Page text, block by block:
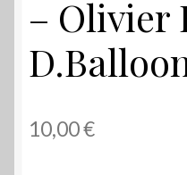
– Olivier
10,00€